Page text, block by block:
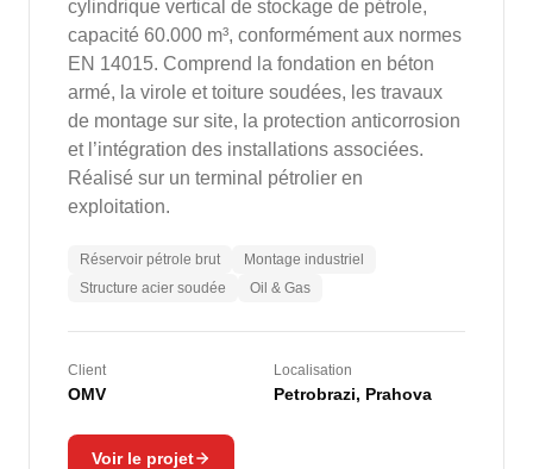
cylindrique vertical de stockage de pétrole,
capacité 60.000 m³, conformément aux normes
EN 14015. Comprend la fondation en béton
armé, la virole et toiture soudées, les travaux
de montage sur site, la protection anticorrosion
et l’intégration des installations associées.
Réalisé sur un terminal pétrolier en
exploitation.
Réservoir pétrole brut
Montage industriel
Structure acier soudée
Oil & Gas
Client
OMV
Localisation
Petrobrazi, Prahova
Voir le projet